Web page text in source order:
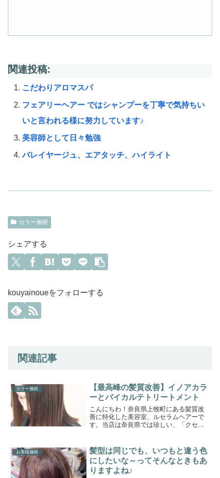
関連投稿:
こだわりアロマスパ
フェアリーヘアー ではシャンプーを丁寧で気持ちい
いと言われる様に努力しています♪
美容師として日々勉強
バレイヤージュ、エアタッチ、ハイライト
カラー施術
シェアする
kouyainoueをフォローする
関連記事
カラー施術
【最高峰の髪質改善】イノアカラ
ーとバイカルテトリートメント
こんにちわ！奈良県上牧町にある髪質改
善に特化した美容室、ルセラムヘアーで
す。当店は奈良県では珍しい、「クセ毛
もお役立ちできれば嬉しく思います。当
店では、ひとりひとりに合...
お客様施術
髪型は同じでも、いつもと違う色
にしたいな～ってそんなときもあ
りますよね♪